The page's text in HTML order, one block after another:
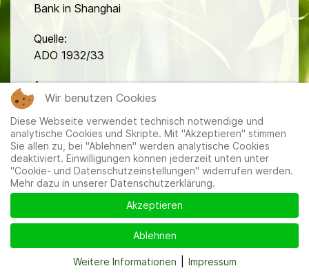
Bank in Shanghai
Quelle:
ADO 1932/33
fa
Mitglieder |Impressum |Datenschutzerklärung
und Datenschutzeinstellungen
Wir benutzen Cookies
Diese Webseite verwendet technisch notwendige und
analytische Cookies und Skripte. Mit "Akzeptieren" stimmen
Sie allen zu, bei "Ablehnen" werden analytische Cookies
deaktiviert. Einwilligungen können jederzeit unten unter
"Cookie- und Datenschutzeinstellungen" widerrufen werden.
Mehr dazu in unserer Datenschutzerklärung.
Akzeptieren
Ablehnen
Weitere Informationen Impressum